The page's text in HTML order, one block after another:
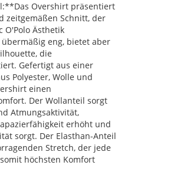
Overshirt präsentiert
zeitgemäßen Schnitt, der
O'Polo Ästhetik
eng, bietet aber
die
Gefertigt aus einer
Polyester, Wolle und
einen
Der Wollanteil sorgt
Atmungsaktivität,
erhöht und
sorgt. Der Elasthan-Anteil
Stretch, der jede
höchsten Komfort